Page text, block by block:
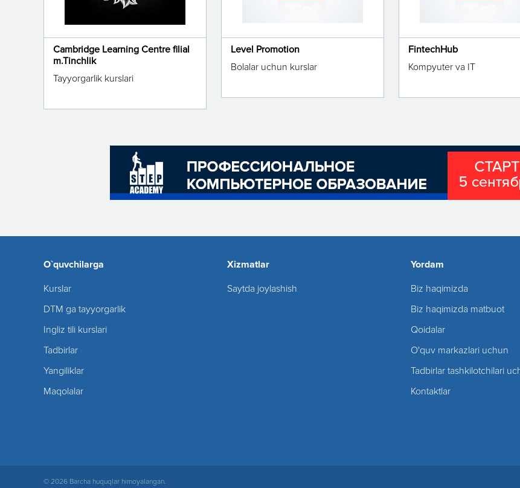
Cambridge Learning Centre filial
m.Tinchlik
Tayyorgarlik kurslari
Level Promotion
Bolalar uchun kurslar
FintechHub
Kompyuter va IT
O`quvchilarga
Kurslar
DTM ga tayyorgarlik
Ingliz tili kurslari
Tadbirlar
Yangiliklar
Maqolalar
Xizmatlar
Saytda joylashish
Yordam
Biz haqimizda
Biz haqimizda matbuot
Qoidalar
O'quv markazlari uchun
Tadbirlar tashkilotchilari
Kontaktlar
© 2026 Barcha huquqlar himoyalangan.